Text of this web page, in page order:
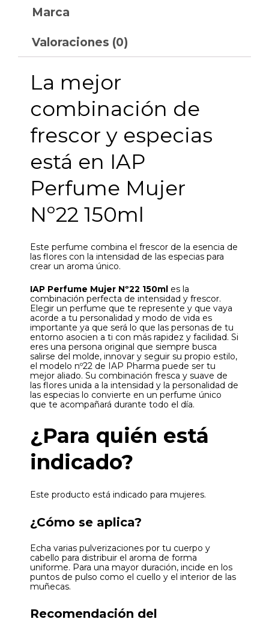
Marca
Valoraciones (0)
La mejor
combinación de
frescor y especias
está en IAP
Perfume Mujer
Nº22 150ml
Este perfume combina el frescor de la esencia de
las flores con la intensidad de las especias para
crear un aroma único.
IAP Perfume Mujer Nº22 150ml es la
combinación perfecta de intensidad y frescor.
Elegir un perfume que te represente y que vaya
acorde a tu personalidad y modo de vida es
importante ya que será lo que las personas de tu
entorno asocien a ti con más rapidez y facilidad. Si
eres una persona original que siempre busca
salirse del molde, innovar y seguir su propio estilo,
el modelo nº22 de IAP Pharma puede ser tu
mejor aliado. Su combinación fresca y suave de
las flores unida a la intensidad y la personalidad de
las especias lo convierte en un perfume único
que te acompañará durante todo el día.
¿Para quién está
indicado?
Este producto está indicado para mujeres.
¿Cómo se aplica?
Echa varias pulverizaciones por tu cuerpo y
cabello para distribuir el aroma de forma
uniforme. Para una mayor duración, incide en los
puntos de pulso como el cuello y el interior de las
muñecas.
Recomendación del